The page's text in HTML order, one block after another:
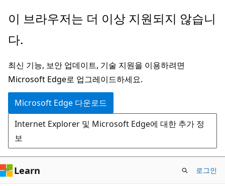
주
콘
츠
로
건
너
뛰
기
페
지
탐
색
으
로
건
너
뛰
기
이 브라우저는 더 이상 지원되지 않습니
다.
최신 기능, 보안 업데이트, 기술 지원을 이용하려면
Microsoft Edge로 업그레이드하세요.
Microsoft Edge 다운로드
Internet Explorer 및 Microsoft Edge에 대한 추가 정
보
Learn 로그인